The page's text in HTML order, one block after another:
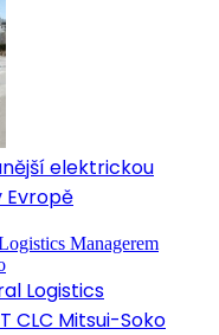
elektrickou
Evropě
Logistics
CLC Mitsui-Soko